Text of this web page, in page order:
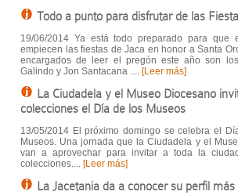
Todo a punto para disfrutar de las
19/06/2014 Ya está todo preparado para
empiecen las fiestas de Jaca en honor a Santa
encargados de leer el pregón este año son los
Galindo y Jon Santacana .... [Leer más]
La Ciudadela y el Museo Diocesano
colecciones el Día de los Museos
13/05/2014 El próximo domingo se celebra el
Museos. Una jornada que la Ciudadela y el
van a aprovechar para invitar a toda la
colecciones.... [Leer más]
La Jacetania da a conocer su perfil